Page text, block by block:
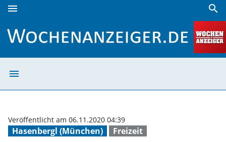
menu search
menu
Hasenbergl (München) Freizeit
Veröffentlicht am 06.11.2020 04:39